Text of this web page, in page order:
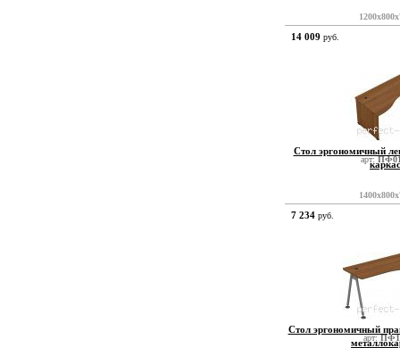
арт:
14 009 руб.
Стол эргономичный
арт:
7 234 руб.
Стол эргономичный